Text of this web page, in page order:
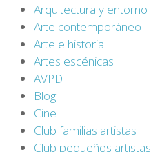
Arquitectura y entorno
Arte contemporáneo
Arte e historia
Artes escénicas
AVPD
Blog
Cine
Club familias artistas
Club pequeños artistas